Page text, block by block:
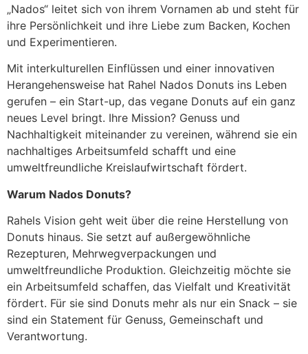
„Nados“ leitet sich von ihrem Vornamen ab und steht für
ihre Persönlichkeit und ihre Liebe zum Backen, Kochen
und Experimentieren.
Mit interkulturellen Einflüssen und einer innovativen
Herangehensweise hat Rahel Nados Donuts ins Leben
gerufen – ein Start-up, das vegane Donuts auf ein ganz
neues Level bringt. Ihre Mission? Genuss und
Nachhaltigkeit miteinander zu vereinen, während sie ein
nachhaltiges Arbeitsumfeld schafft und eine
umweltfreundliche Kreislaufwirtschaft fördert.
Warum Nados Donuts?
Rahels Vision geht weit über die reine Herstellung von
Donuts hinaus. Sie setzt auf außergewöhnliche
Rezepturen, Mehrwegverpackungen und
umweltfreundliche Produktion. Gleichzeitig möchte sie
ein Arbeitsumfeld schaffen, das Vielfalt und Kreativität
fördert. Für sie sind Donuts mehr als nur ein Snack – sie
sind ein Statement für Genuss, Gemeinschaft und
Verantwortung.